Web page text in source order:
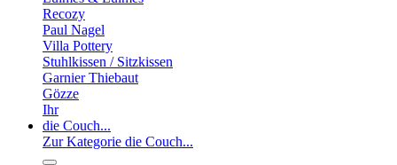
Recozy
Paul Nagel
Villa Pottery
Stuhlkissen / Sitzkissen
Garnier Thiebaut
Gözze
Ihr
die Couch...
Zur Kategorie die Couch...